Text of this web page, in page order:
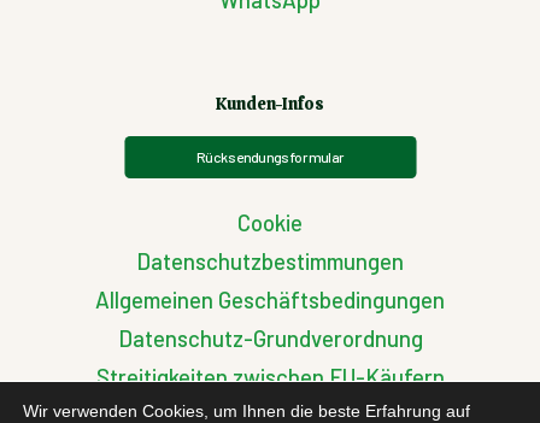
Kunden-Infos
Rücksendungsformular
Cookie
Datenschutzbestimmungen
Allgemeinen Geschäftsbedingungen
Datenschutz-Grundverordnung
Streitigkeiten zwischen EU-Käufern
Wir verwenden Cookies, um Ihnen die beste Erfahrung auf